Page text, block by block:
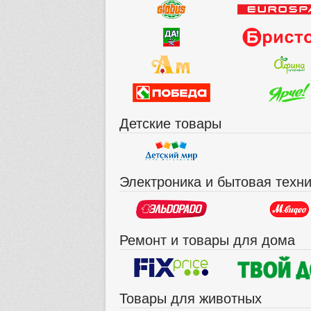
Детские товары
Электроника и бытовая
Ремонт и товары для дома
Товары для животных